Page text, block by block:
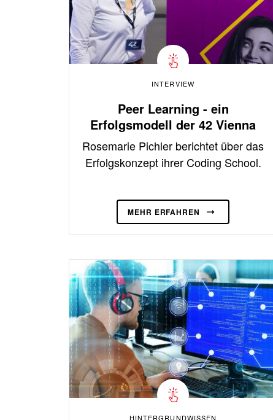
INTERVIEW
Peer Learning - ein
Erfolgsmodell der 42 Vienna
Rosemarie Pichler berichtet über das
Erfolgskonzept ihrer Coding School.
MEHR ERFAHREN
HINTERGRUNDWISSEN